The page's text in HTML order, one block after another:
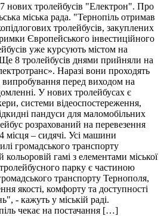
нових тролейбусів "Електрон". Про
міська рада. "Тернопіль отримав
тролейбусів, закуплених
Європейського інвестиційного
уже курсують містом на
8 тролейбусів днями прийняли на
Наразі вони проходять
випробування перед виходом на
У нових тролейбусах є
системи відеоспостереження,
пандуси для маломобільних
розрахований на перевезення
місця – сидячі. Усі машини
громадського транспорту
гамі з елементами міської
парку є частиною
транспорту Тернополя,
якості, комфорту та доступності
- кажуть у міській раді.
чекає на постачання […]